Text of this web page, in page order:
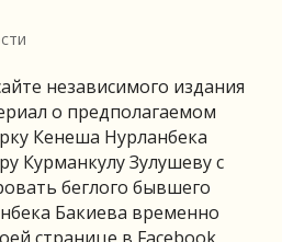
независимого издания
о предполагаемом
Кенеша Нурланбека
Курманкулу Зулушеву с
беглого бывшего
Бакиева временно